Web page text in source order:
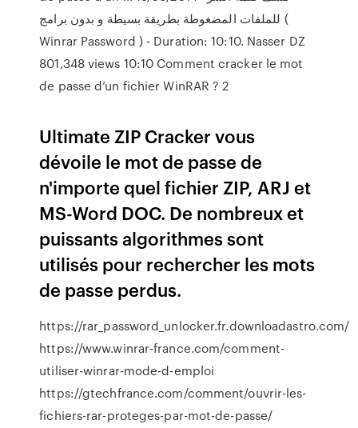
للملفات المضغوطة بطريقة بسيطة و بدون برامج (
Winrar Password ) - Duration: 10:10. Nasser DZ
801,348 views 10:10 Comment cracker le mot
de passe d’un fichier WinRAR ? 2
Ultimate ZIP Cracker vous
dévoile le mot de passe de
n'importe quel fichier ZIP, ARJ et
MS-Word DOC. De nombreux et
puissants algorithmes sont
utilisés pour rechercher les mots
de passe perdus.
https://rar_password_unlocker.fr.downloadastro.com/
https://www.winrar-france.com/comment-
utiliser-winrar-mode-d-emploi
https://gtechfrance.com/comment/ouvrir-les-
fichiers-rar-proteges-par-mot-de-passe/